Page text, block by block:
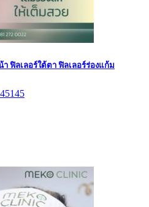
ฟิลเลอร์ใต้ตา ฟิลเลอร์ร่องแก้ม